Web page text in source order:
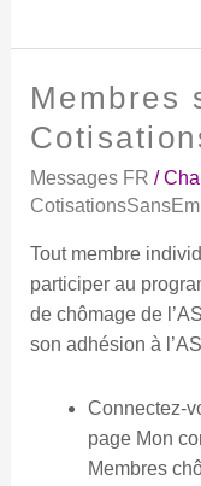
Membres
Messages FR /
Tout membre
participer au
de chômage de
son adhésion à
Connectez-
page Mon
Membres
Membres
sans
emploi
–
Cotisations